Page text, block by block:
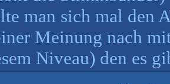
man sich mal den
Meinung nach
Niveau) den es